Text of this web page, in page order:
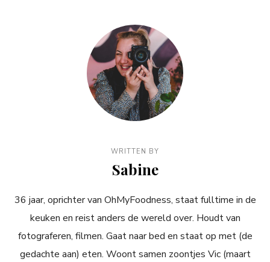
WRITTEN BY
Sabine
36 jaar, oprichter van OhMyFoodness, staat fulltime in de
keuken en reist anders de wereld over. Houdt van
fotograferen, filmen. Gaat naar bed en staat op met (de
gedachte aan) eten. Woont samen zoontjes Vic (maart